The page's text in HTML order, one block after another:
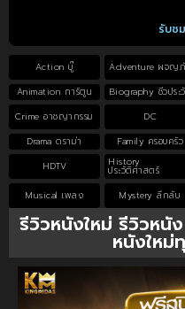
รับช
Action บู๊ Adventure ผจญ
Animation การ์ตูน
Biography ชีวประ
Crime อาชญากรรม
DC
Drama ดราม่า
Family ครอบครัว
HDTV
History
ประวัติศาสตร์
Musical เพลง Mystery ลึกลับ
รีวิวหนังใหม่ รีวิวหนั
หนังใหม่